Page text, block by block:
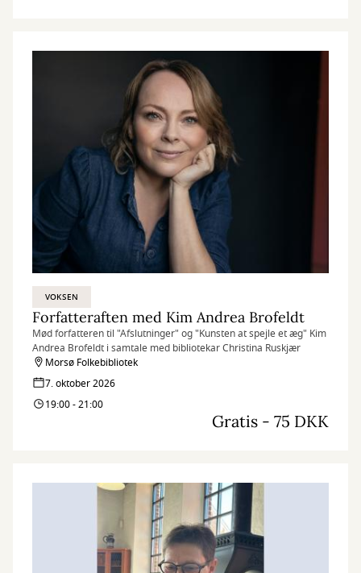
VOKSEN
Forfatteraften med Kim Andrea Brofeldt
Mød forfatteren til "Afslutninger" og "Kunsten at spejle et æg" Kim
Andrea Brofeldt i samtale med bibliotekar Christina Ruskjær
Morsø Folkebibliotek
7. oktober 2026
19:00 - 21:00
Gratis - 75 DKK